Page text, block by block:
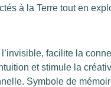
à la Terre tout en
facilite la
et stimule la
Symbole de